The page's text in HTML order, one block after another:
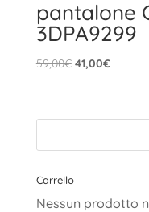
pantalone
3DPA9299
59,00€ Il
era:
41,00€Il
è:
Carrello
Nessun prodotto